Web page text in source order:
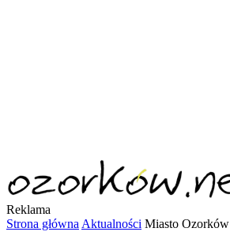
Reklama
Strona główna Aktualności Miasto Ozorków